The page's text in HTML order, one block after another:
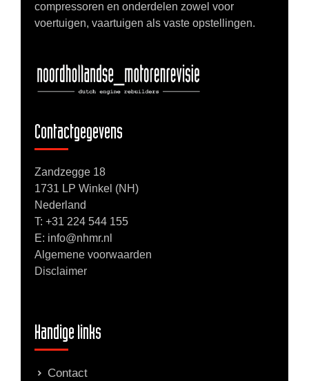
compressoren en onderdelen zowel voor
voertuigen, vaartuigen als vaste opstellingen.
Contactgegevens
Zandzegge 18
1731 LP Winkel (NH)
Nederland
T: +31 224 544 155
E: info@nhmr.nl
Algemene voorwaarden
Disclaimer
Handige links
Contact